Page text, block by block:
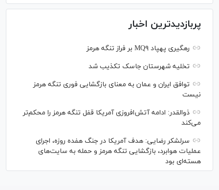
پربازدیدترین اخبار
رهگیری پهپاد MQ۹ بر فراز تنگه هرمز
تخلیه شهرستان جاسک تکذیب شد
توافق ایران و عمان به معنای بازگشایی فوری تنگه هرمز
نیست
ذوالقدر: ادامه آتش‌افروزی آمریکا قفل تنگه هرمز را محکم‌تر
می‌کند
سرلشکر رضایی: هدف آمریکا در جنگ هفده روزه، اجرای
عملیات هوابرد، بازگشایی تنگه هرمز و حمله به سایت‌های
هسته‌ای بود